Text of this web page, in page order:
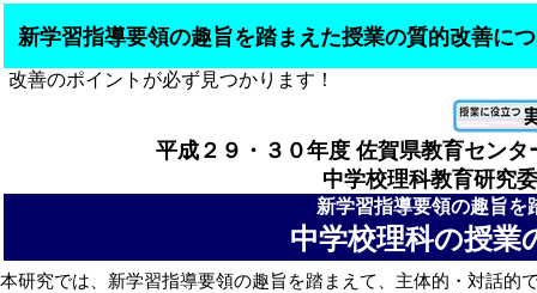
新学習指導要領の趣旨を踏まえた授業の質的改善に
改善のポイントが必ず見つかります！
平成２９・３０年度 佐賀県教育セン
中学校理科教育研究委
新学習指導要領の趣旨を
中学校理科の授業
本研究では、新学習指導要領の趣旨を踏まえて、主体的・対話的